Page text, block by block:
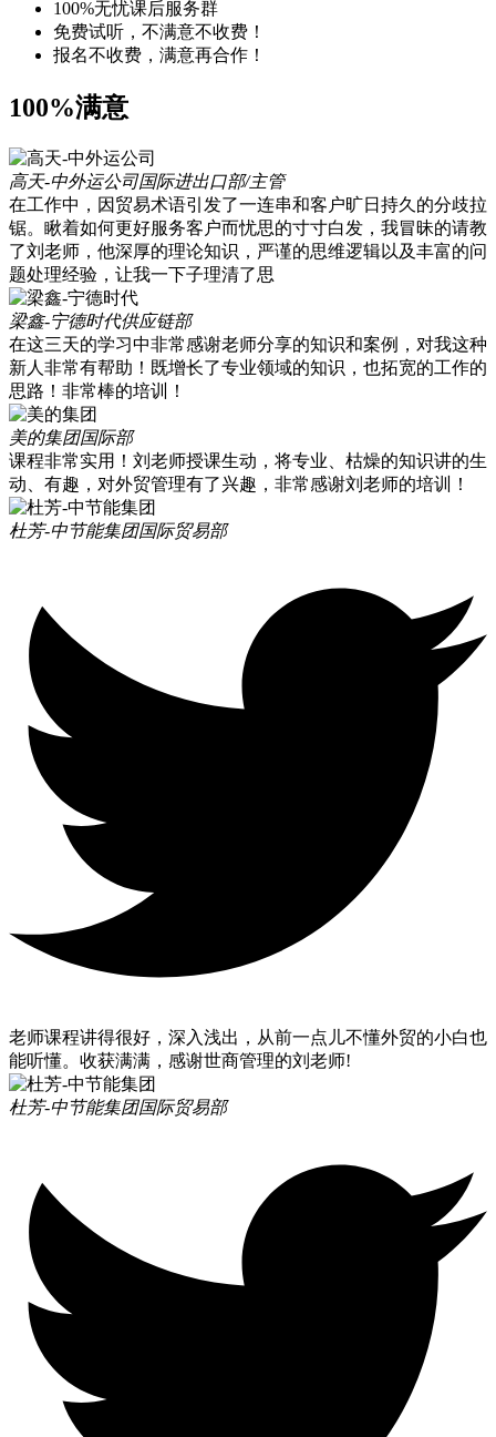
100%无忧课后服务群
免费试听，不满意不收费！
报名不收费，满意再合作！
100%满意
高天-中外运公司国际进出口部/主管
在工作中，因贸易术语引发了一连串和客户旷日持久的分歧拉
锯。瞅着如何更好服务客户而忧思的寸寸白发，我冒昧的请教
了刘老师，他深厚的理论知识，严谨的思维逻辑以及丰富的问
题处理经验，让我一下子理清了思
梁鑫-宁德时代供应链部
在这三天的学习中非常感谢老师分享的知识和案例，对我这种
新人非常有帮助！既增长了专业领域的知识，也拓宽的工作的
思路！非常棒的培训！
美的集团国际部
课程非常实用！刘老师授课生动，将专业、枯燥的知识讲的生
动、有趣，对外贸管理有了兴趣，非常感谢刘老师的培训！
杜芳-中节能集团国际贸易部
老师课程讲得很好，深入浅出，从前一点儿不懂外贸的小白也
能听懂。收获满满，感谢世商管理的刘老师!
杜芳-中节能集团国际贸易部